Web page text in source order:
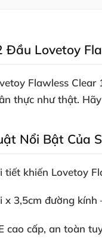
Đầu Lovetoy
Flawless
thực như thật.
Nổi Bật Của
tiết khiến Lovetoy
x 3,5cm đường
cao cấp, an toàn